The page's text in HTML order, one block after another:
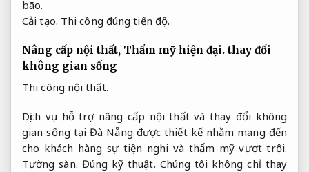
bão.
Cải tạo. Thi công đúng tiến độ.
Nâng cấp nội thất, Thẩm mỹ hiện đại. thay đổi
không gian sống
Thi công nội thất.
Dịch vụ hỗ trợ nâng cấp nội thất và thay đổi không
gian sống tại Đà Nẵng được thiết kế nhằm mang đến
cho khách hàng sự tiện nghi và thẩm mỹ vượt trội.
Tường sàn. Đúng kỹ thuật. Chúng tôi không chỉ thay